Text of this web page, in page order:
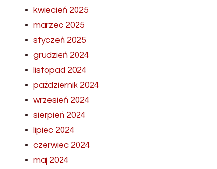
kwiecień 2025
marzec 2025
styczeń 2025
grudzień 2024
listopad 2024
październik 2024
wrzesień 2024
sierpień 2024
lipiec 2024
czerwiec 2024
maj 2024